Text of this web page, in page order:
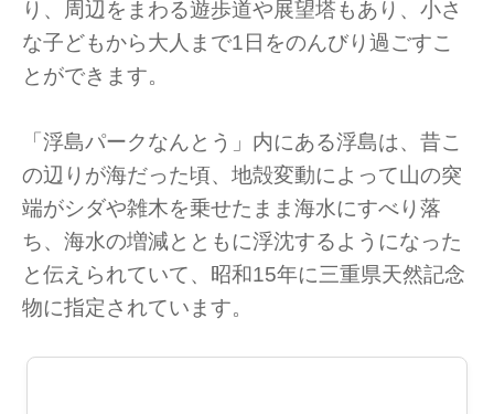
り、周辺をまわる遊歩道や展望塔もあり、小さ
な子どもから大人まで1日をのんびり過ごすこ
とができます。
「浮島パークなんとう」内にある浮島は、昔こ
の辺りが海だった頃、地殻変動によって山の突
端がシダや雑木を乗せたまま海水にすべり落
ち、海水の増減とともに浮沈するようになった
と伝えられていて、昭和15年に三重県天然記念
物に指定されています。